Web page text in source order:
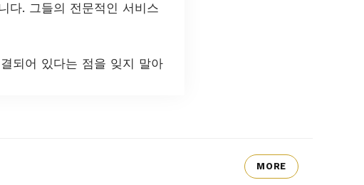
다. 그들의 전문적인 서비스
되어 있다는 점을 잊지 말아
MORE